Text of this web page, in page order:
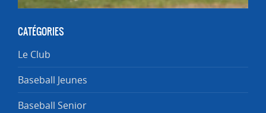
CATÉGORIES
Le Club
Baseball Jeunes
Baseball Senior